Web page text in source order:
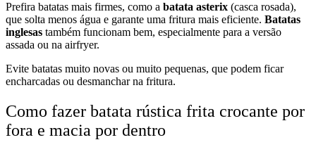
Prefira batatas mais firmes, como a batata asterix (casca rosada),
que solta menos água e garante uma fritura mais eficiente. Batatas
inglesas também funcionam bem, especialmente para a versão
assada ou na airfryer.
Evite batatas muito novas ou muito pequenas, que podem ficar
encharcadas ou desmanchar na fritura.
Como fazer batata rústica frita crocante por
fora e macia por dentro